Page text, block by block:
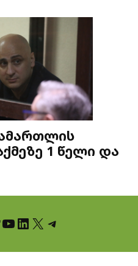
1 წელი და
YouTube LinkedIn X Telegram